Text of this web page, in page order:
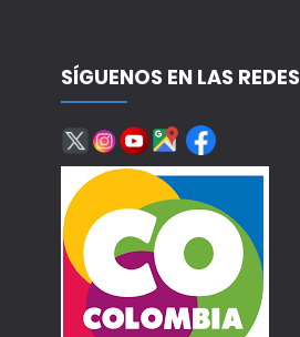
SÍGUENOS EN LAS REDES